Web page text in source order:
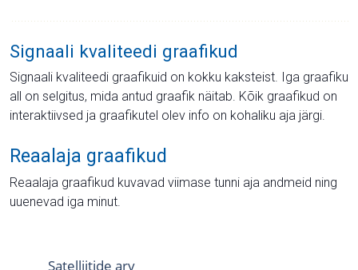
Signaali kvaliteedi graafikud
Signaali kvaliteedi graafikuid on kokku kaksteist. Iga graafiku
all on selgitus, mida antud graafik näitab. Kõik graafikud on
interaktiivsed ja graafikutel olev info on kohaliku aja järgi.
Reaalaja graafikud
Reaalaja graafikud kuvavad viimase tunni aja andmeid ning
uuenevad iga minut.